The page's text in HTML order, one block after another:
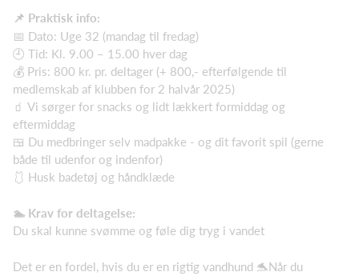
📌 Praktisk info:
📅 Dato: Uge 32 (mandag til fredag)
🕘 Tid: Kl. 9.00 – 15.00 hver dag
💰 Pris: 800 kr. pr. deltager (+ 800,- efterfølgende til
medlemskab af klubben for 2 halvår 2025)
🧃 Vi sørger for snacks og lidt lækkert formiddag og
eftermiddag
🍱 Du medbringer selv madpakke - og dit favorit spil (gerne
både til udenfor og indenfor)
🩱 Husk badetøj og håndklæde
🏊 Krav for deltagelse:
Du skal kunne svømme og føle dig tryg i vandet
Det er en fordel, hvis du er en rigtig vandhund 🐬Når du